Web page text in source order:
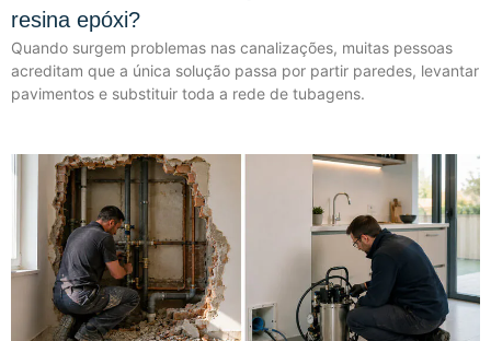
resina epóxi?
Quando surgem problemas nas canalizações, muitas pessoas
acreditam que a única solução passa por partir paredes, levantar
pavimentos e substituir toda a rede de tubagens.